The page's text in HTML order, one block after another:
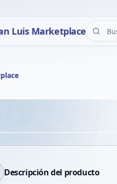
Luis Marketplace
Descripción del producto